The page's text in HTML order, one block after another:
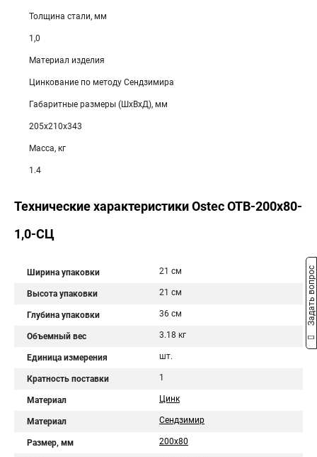
Толщина стали, мм
1,0
Материал изделия
Цинкование по методу Сендзимира
Габаритные размеры (ШхВхД), мм
205х210х343
Масса, кг
1.4
Технические характеристики Ostec ОТВ-200х80-
1,0-СЦ
Ширина упаковки 21 см
Высота упаковки 21 см
Глубина упаковки 36 см
Объемный вес 3.18 кг
Единица измерения шт.
Кратность поставки 1
Материал Цинк
Материал Сендзимир
Размер, мм 200х80
Задать вопрос